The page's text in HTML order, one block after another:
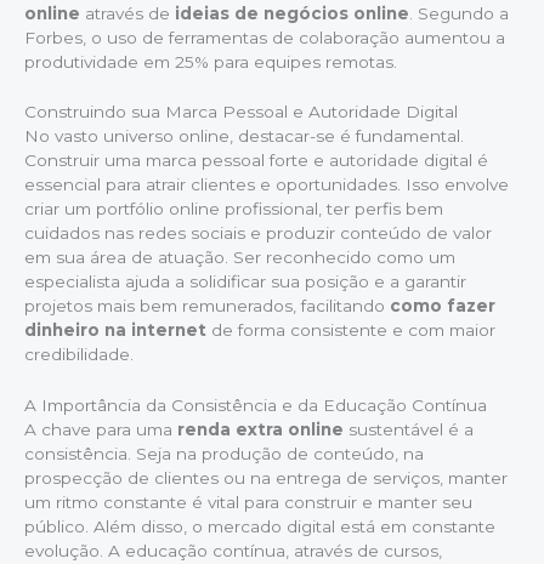
online através de ideias de negócios online . Segundo a
Forbes, o uso de ferramentas de colaboração aumentou a
produtividade em 25% para equipes remotas.
Construindo sua Marca Pessoal e Autoridade Digital
No vasto universo online, destacar-se é fundamental.
Construir uma marca pessoal forte e autoridade digital é
essencial para atrair clientes e oportunidades. Isso envolve
criar um portfólio online profissional, ter perfis bem
cuidados nas redes sociais e produzir conteúdo de valor
em sua área de atuação. Ser reconhecido como um
especialista ajuda a solidificar sua posição e a garantir
projetos mais bem remunerados, facilitando como fazer
dinheiro na internet de forma consistente e com maior
credibilidade.
A Importância da Consistência e da Educação Contínua
A chave para uma renda extra online sustentável é a
consistência. Seja na produção de conteúdo, na
prospecção de clientes ou na entrega de serviços, manter
um ritmo constante é vital para construir e manter seu
público. Além disso, o mercado digital está em constante
evolução. A educação contínua, através de cursos,